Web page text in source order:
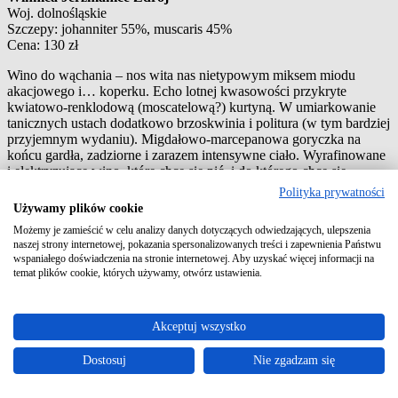
Woj. dolnośląskie
Szczepy: johanniter 55%, muscaris 45%
Cena: 130 zł
Wino do wąchania – nos wita nas nietypowym miksem miodu
akacjowego i… koperku. Echo lotnej kwasowości przykryte
kwiatowo-renklodową (moscatelową?) kurtyną. W umiarkowanie
tanicznych ustach dodatkowo brzoskwinia i politura (w tym bardziej
przyjemnym wydaniu). Migdałowo-marcepanowa goryczka na
końcu gardła, zadziorne i zarazem intensywne ciało. Wyrafinowane
i elektryzujące wino, które chce się pić, i do którego chce się
Polityka prywatności
Używamy plików cookie
Możemy je zamieścić w celu analizy danych dotyczących odwiedzających, ulepszenia
naszej strony internetowej, pokazania spersonalizowanych treści i zapewnienia Państwu
wspaniałego doświadczenia na stronie internetowej. Aby uzyskać więcej informacji na
temat plików cookie, których używamy, otwórz ustawienia.
Akceptuj wszystko
Dostosuj Nie zgadzam się